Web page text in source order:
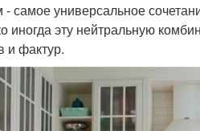
универсальное
иногда эту нейтральную
и фактур.